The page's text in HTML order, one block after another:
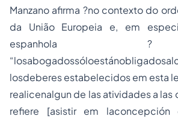
Manzano afirma ?no contexto do
da União Europeia e, em
espanhola
losdeberes estabelecidos em esta
realicenalgun de las atividades a
refiere [asistir em laconcepción